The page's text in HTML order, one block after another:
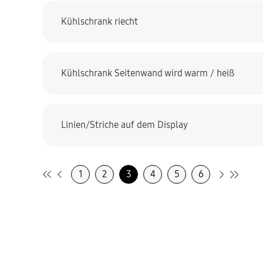
Kühlschrank riecht
Kühlschrank Seitenwand wird warm / heiß
Linien/Striche auf dem Display
1 2 3 4 5 6